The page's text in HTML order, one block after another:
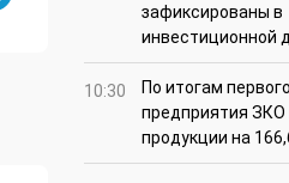
зафиксированы в
инвестиционной
10:30
По итогам
предприятия ЗКО
продукции на